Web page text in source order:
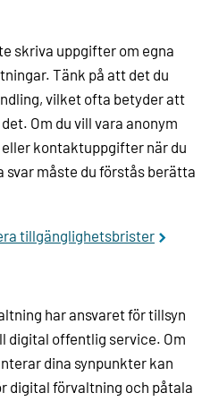
skriva uppgifter om egna
Tänk på att det du
vilket ofta betyder att
Om du vill vara anonym
kontaktuppgifter när du
svar måste du förstås berätta
tillgänglighetsbrister
har ansvaret för tillsyn
digital offentlig service. Om
dina synpunkter kan
digital förvaltning och påtala